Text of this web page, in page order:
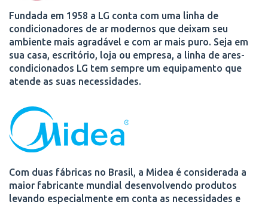
Fundada em 1958 a LG conta com uma linha de
condicionadores de ar modernos que deixam seu
ambiente mais agradável e com ar mais puro. Seja em
sua casa, escritório, loja ou empresa, a linha de ares-
condicionados LG tem sempre um equipamento que
atende as suas necessidades.
Com duas fábricas no Brasil, a Midea é considerada a
maior fabricante mundial desenvolvendo produtos
levando especialmente em conta as necessidades e